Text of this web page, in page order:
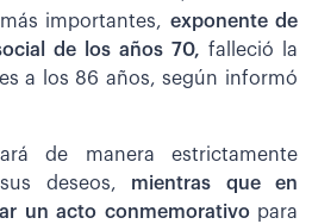
importantes, exponente de
de los años 70, falleció la
a los 86 años, según informó
de manera estrictamente
deseos, mientras que en
un acto conmemorativopara